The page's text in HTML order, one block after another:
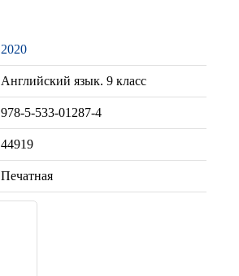
2020
Английский язык. 9 класс
978-5-533-01287-4
44919
Печатная